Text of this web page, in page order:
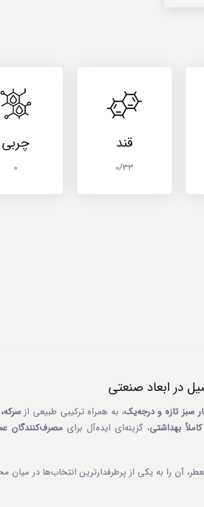
قند
0/33
چربی
سبز تازه و درجه‌یک، به همراه ترکیبی طبیعی ازسرکه،
بهداشتی، گزینه‌ای ایده‌آل برایمصرف‌کنندگان
آن را به یکی از پرطرفدارترین انتخاب‌ها در